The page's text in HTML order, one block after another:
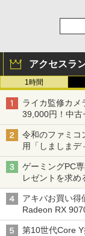
アクセスラ
1時間
ライカ監修カメ
39,000円！中古
令和のファミコ
用「しましまデ
ゲーミングPC
レゼントを求め
アキバお買い得
Radeon RX
型モニターが
第10世代Core